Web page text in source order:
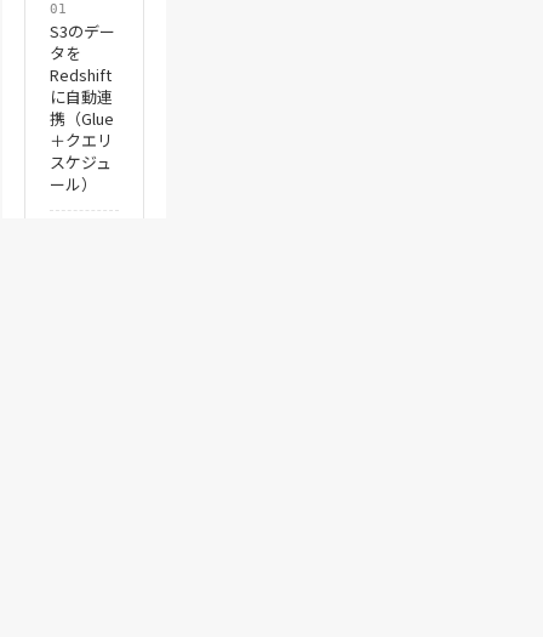
01
S3のデー
タを
Redshift
に自動連
携（Glue
＋クエリ
スケジュ
ール）